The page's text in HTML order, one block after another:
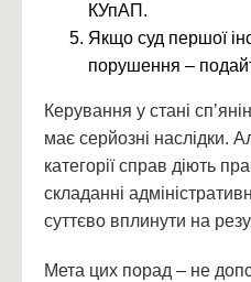
КУпАП.
Якщо суд першої
порушення –
Керування у стані
має серйозні наслідки.
категорії справ діють
складанні
суттєво вплинути на
Мета цих порад – не